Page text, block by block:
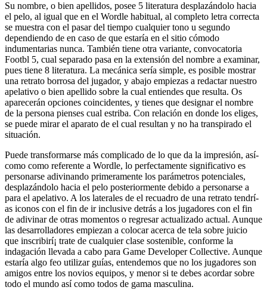
Su nombre, o bien apellidos, posee 5 literatura desplazándolo hacia
el pelo, al igual que en el Wordle habitual, al completo letra correcta
se muestra con el pasar del tiempo cualquier tono u segundo
dependiendo de en caso de que estaría en el sitio cómodo
indumentarias nunca. También tiene otra variante, convocatoria
Footbl 5, cual separado pasa en la extensión del nombre a examinar,
pues tiene 8 literatura. La mecánica serí­a simple, es posible mostrar
una retrato borrosa del jugador, y abajo empiezas a redactar nuestro
apelativo o bien apellido sobre la cual entiendes que resulta. Os
aparecerán opciones coincidentes, y tienes que designar el nombre
de la persona pienses cual estriba. Con relación en donde los eliges,
se puede mirar el aparato de el cual resultan y no ha transpirado el
situación.
Puede transformarse más complicado de lo que da la impresión, así­
como como referente a Wordle, lo perfectamente significativo es
personarse adivinando primeramente los parámetros potenciales,
desplazándolo hacia el pelo posteriormente debido a personarse a
para el apelativo. A los laterales de el recuadro de una retrato tendrí­
as iconos con el fin de ir inclusive detrás a los jugadores con el fin
de adivinar de otras momentos o regresar actualizado actual. Aunque
las desarrolladores empiezan a colocar acerca de tela sobre juicio
que inscribirí¡ trate de cualquier clase sostenible, conforme la
indagación llevada a cabo para Game Developer Collective. Aunque
estaría algo feo utilizar guías, entendemos que no los jugadores son
amigos entre los novios equipos, y menor si te debes acordar sobre
todo el mundo así­ como todos de gama masculina.